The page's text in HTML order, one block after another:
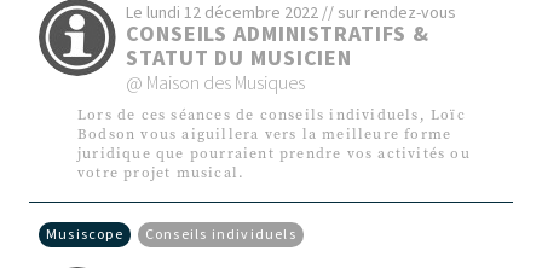
Le lundi 12 décembre 2022 // sur rendez-vous
CONSEILS ADMINISTRATIFS &
STATUT DU MUSICIEN
@ Maison des Musiques
Lors de ces séances de conseils individuels, Loïc
Bodson vous aiguillera vers la meilleure forme
juridique que pourraient prendre vos activités ou
votre projet musical.
Musiscope Conseils individuels